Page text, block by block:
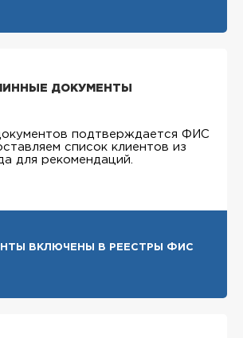
ДОКУМЕНТЫ
подтверждается ФИС
список клиентов из
для рекомендаций.
ВКЛЮЧЕНЫ В РЕЕСТРЫ ФИС